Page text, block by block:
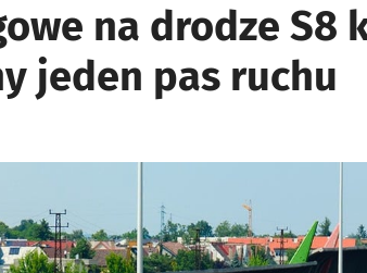
na drodze S8
jeden pas ruchu